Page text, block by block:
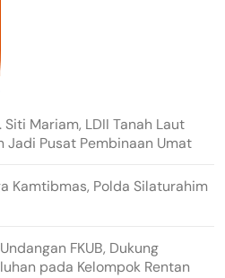
Mariam, LDII Tanah Laut
Jadi Pusat Pembinaan Umat
Kamtibmas, Polda Silaturahim
FKUB, Dukung
pada Kelompok Rentan